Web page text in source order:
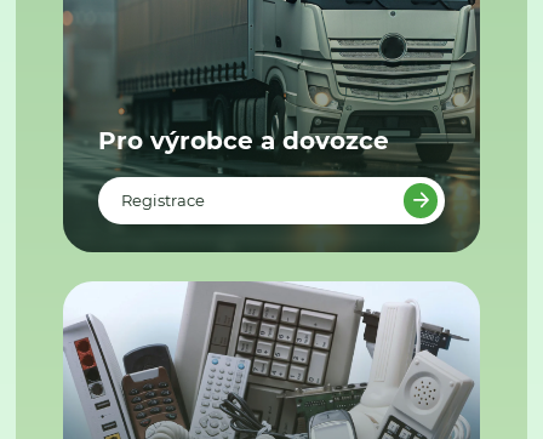
Pro výrobce a dovozce
Registrace